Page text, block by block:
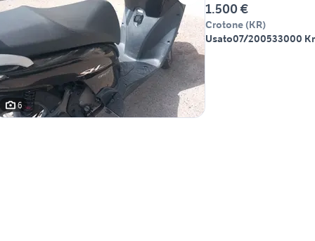
6
1.500 €
Crotone (KR)
Usato07/200533000